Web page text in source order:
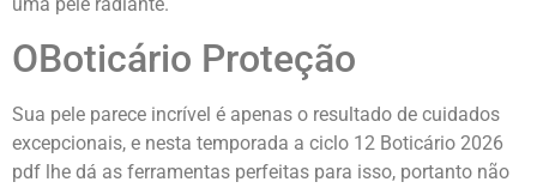
OBoticário Proteção
Sua pele parece incrível é apenas o resultado de cuidados
excepcionais, e nesta temporada a ciclo 12 Boticário 2026
pdf lhe dá as ferramentas perfeitas para isso, portanto não